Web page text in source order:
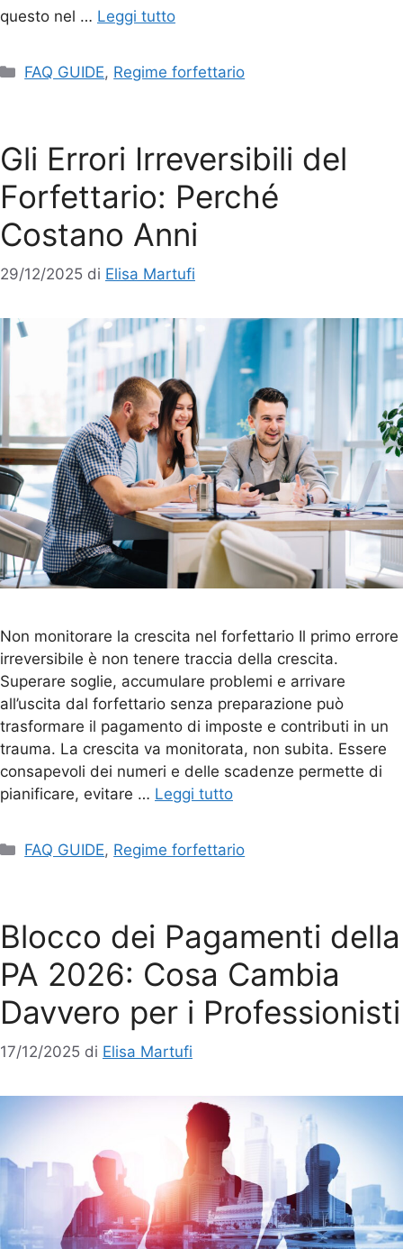
questo nel … Leggi tutto
FAQ GUIDE, Regime forfettario
Gli Errori Irreversibili del
Forfettario: Perché
Costano Anni
29/12/2025 di Elisa Martufi
Non monitorare la crescita nel forfettario Il primo errore
irreversibile è non tenere traccia della crescita.
Superare soglie, accumulare problemi e arrivare
all’uscita dal forfettario senza preparazione può
trasformare il pagamento di imposte e contributi in un
trauma. La crescita va monitorata, non subita. Essere
consapevoli dei numeri e delle scadenze permette di
pianificare, evitare … Leggi tutto
FAQ GUIDE, Regime forfettario
Blocco dei Pagamenti della
PA 2026: Cosa Cambia
Davvero per i Professionisti
17/12/2025 di Elisa Martufi